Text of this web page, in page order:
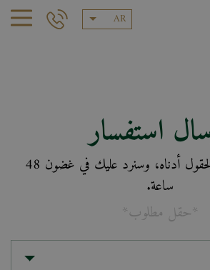
AR
استفسار
يُرجى إكمال كافة الحقول أدناه، وسنرد عليك في غضون 48
ساعة.
*حقل مطلوب*